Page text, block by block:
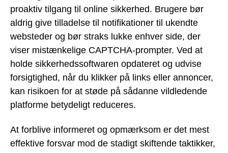
proaktiv tilgang til online sikkerhed. Brugere bør
aldrig give tilladelse til notifikationer til ukendte
websteder og bør straks lukke enhver side, der
viser mistænkelige CAPTCHA-prompter. Ved at
holde sikkerhedssoftwaren opdateret og udvise
forsigtighed, når du klikker på links eller annoncer,
kan risikoen for at støde på sådanne vildledende
platforme betydeligt reduceres.
At forblive informeret og opmærksom er det mest
effektive forsvar mod de stadigt skiftende taktikker,